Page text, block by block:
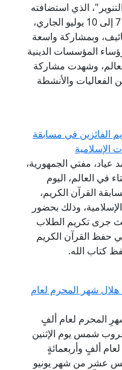
الذي استضافته
جمهورية أوزبكستان خلال الفترة من 7 إلى 10 يوليو الجاري،
وبمشاركة واسعة
المؤسسات الدينية
وشهدت مشاركة
الفعاليات والأنشطة
الفائزين في مسابقة
الإسلامية
عياد، مفتي الجمهورية،
في العالم، اليوم
القرآن الكريم،
وذلك بحضور
جرى تكريم الطلاب
حفظ القرآن الكريم
كتاب الله.
هلال شهر المحرم لعام
المحرم لعام ألفٍ
غروب شمس يوم الإثنين
ألفٍ وأربعمائةٍ
عشر من شهر يونيو